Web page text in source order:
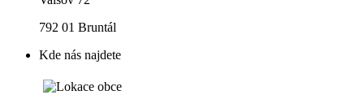
792 01 Bruntál
Kde nás najdete